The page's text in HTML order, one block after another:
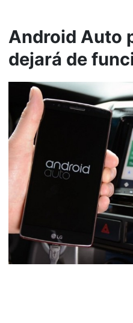
Android Auto
dejará de